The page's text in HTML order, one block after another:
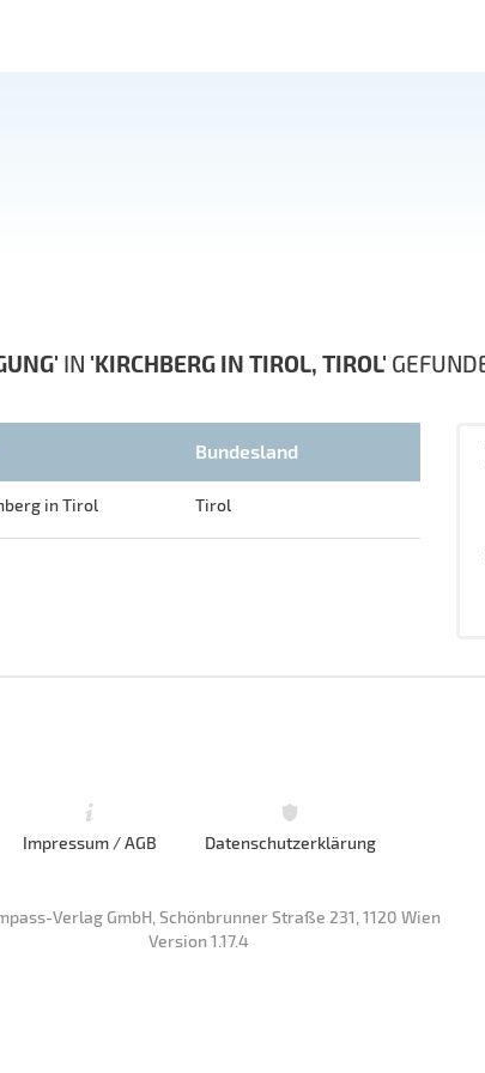
IN 'KIRCHBERG IN TIROL, TIROL'
Bundesland
in Tirol Tirol
Impressum / AGB Datenschutzerklärung
Verlag GmbH, Schönbrunner Straße 231, 1120 Wien
Version 1.17.4